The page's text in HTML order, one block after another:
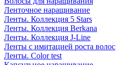
Ленточное наращивание
Ленты. Коллекция 5 Stars
Ленты. Коллекция Berkana
Ленты. Коллекция J-Line
Ленты с имитацией роста волос
Ленты. Color test